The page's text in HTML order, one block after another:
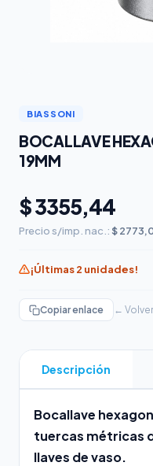
BIASSONI
BOCALLAVE
19MM
$ 3355,44
Precio s/imp. nac.: $
¡Últimas 2 unidades!
Copiar enlace ← Volver
Descripción
Bocallave
tuercas métricas
llaves de vaso.